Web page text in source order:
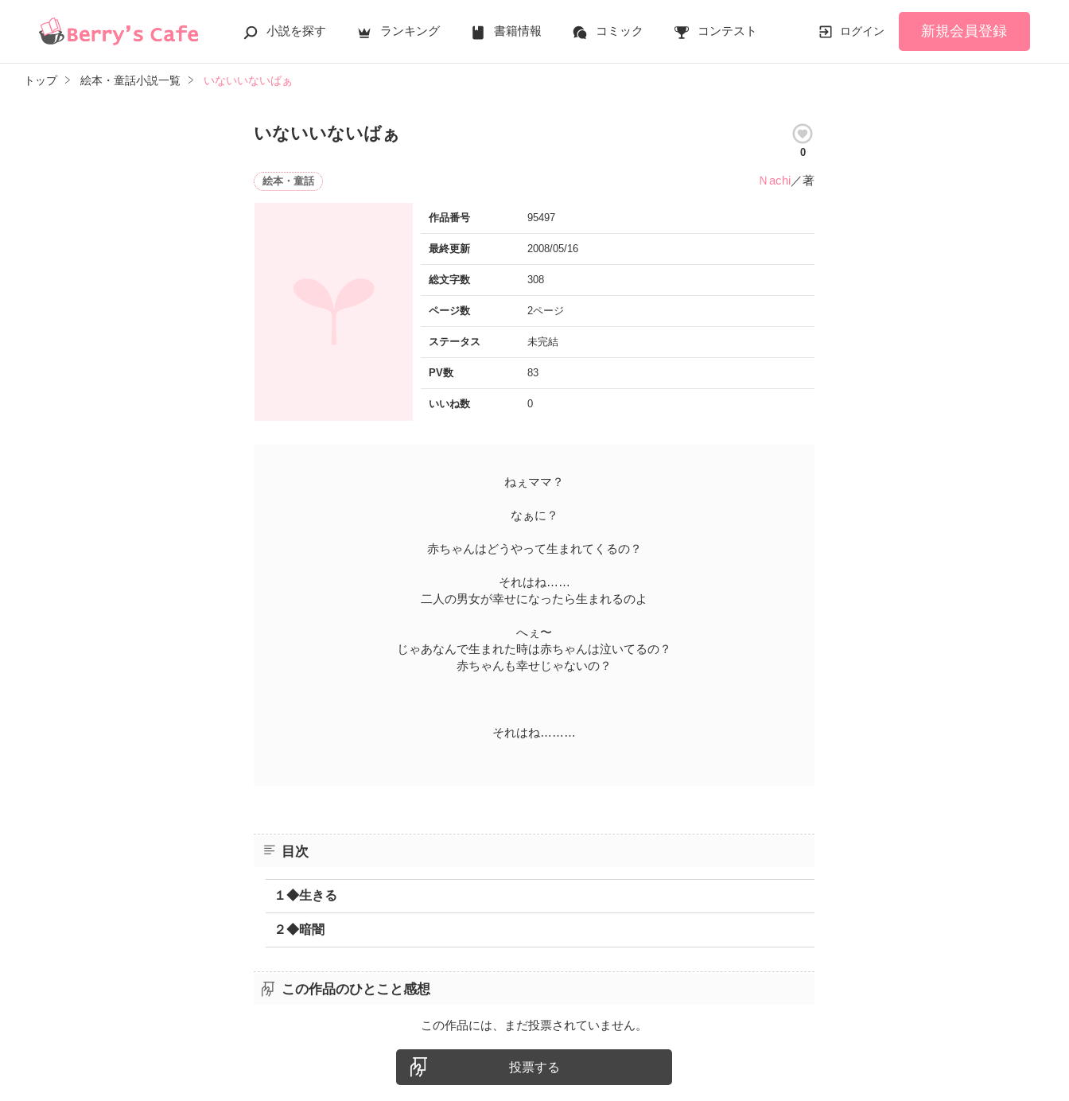
小説を探す ランキング 書籍情報 コミック コンテスト ログイン 新規会員登録
トップ 絵本・童話小説一覧 いないいないばぁ
いないいないばぁ
0
絵本・童話 Ｎachi／著
作品番号 95497
最終更新 2008/05/16
総文字数 308
ページ数 2ページ
ステータス 未完結
PV数 83
いいね数 0
ねぇママ？
なぁに？
赤ちゃんはどうやって生まれてくるの？
それはね……
二人の男女が幸せになったら生まれるのよ
へぇ〜
じゃあなんで生まれた時は赤ちゃんは泣いてるの？
赤ちゃんも幸せじゃないの？
それはね………
目次
１◆生きる
２◆暗闇
この作品のひとこと感想
この作品には、まだ投票されていません。
投票する